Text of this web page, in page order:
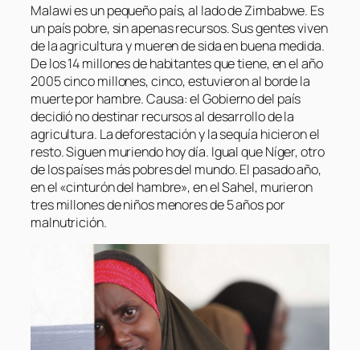
Malawi es un pequeño país, al lado de Zimbabwe. Es
un país pobre, sin apenas recursos. Sus gentes viven
de la agricultura y mueren de sida en buena medida.
De los 14 millones de habitantes que tiene, en el año
2005 cinco millones, cinco, estuvieron al borde la
muerte por hambre. Causa: el Gobierno del país
decidió no destinar recursos al desarrollo de la
agricultura. La deforestación y la sequía hicieron el
resto. Siguen muriendo hoy día. Igual que Níger, otro
de los países más pobres del mundo. El pasado año,
en el «cinturón del hambre», en el Sahel, murieron
tres millones de niños menores de 5 años por
malnutrición.